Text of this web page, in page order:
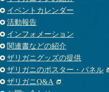
イベントカレンダー
活動報告
インフォメーション
関連書などの紹介
ザリガニグッズの提供
ザリガニのポスター・パネル
ザリガニQ&A